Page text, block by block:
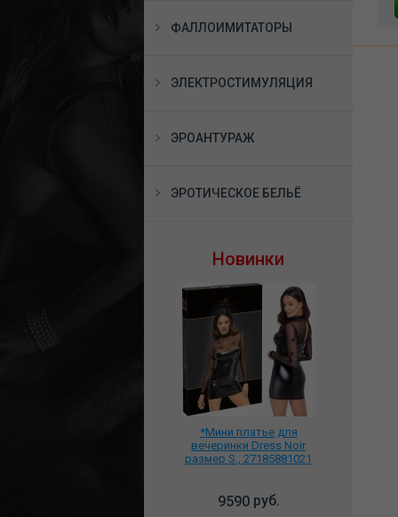
ФАЛЛОИМИТАТОРЫ
ЭЛЕКТРОСТИМУЛЯЦИЯ
ЭРОАНТУРАЖ
ЭРОТИЧЕСКОЕ БЕЛЬЁ
Новинки
*Мини платье для
вечеринки Dress Noir
размер S., 27185881021
9590руб.